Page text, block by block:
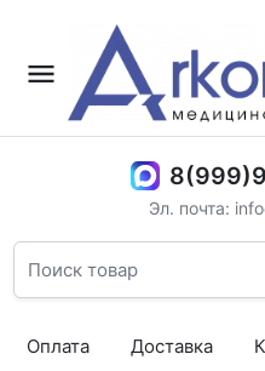
Эл. почта:
Оплата Доставка